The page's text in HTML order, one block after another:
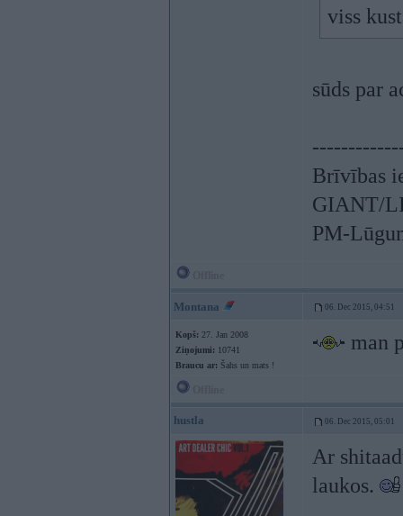
viss
sūds par
Brīvības
GIANT/
PM-
Montana 06. Dec 2015, 04:51
Kopš: 27. Jan 2008
Ziņojumi: 10741
Braucu ar: Šahs un mats !
man
hustla 06. Dec 2015, 05:01
Ar
laukos.